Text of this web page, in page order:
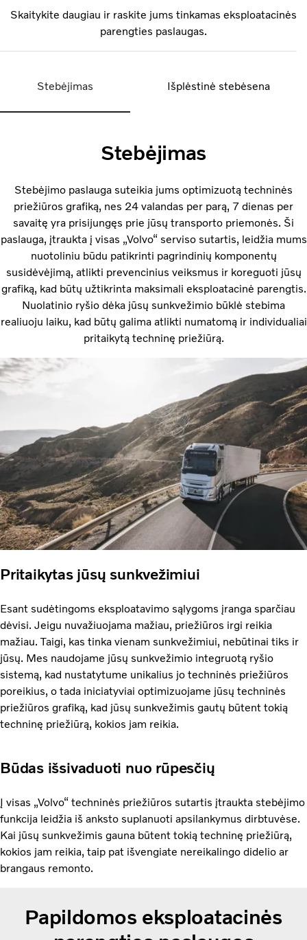
Skaitykite daugiau ir raskite jums tinkamas eksploatacinės
parengties paslaugas.
Stebėjimas Išplėstinė stebėsena
Stebėjimas
Stebėjimo paslauga suteikia jums optimizuotą techninės
priežiūros grafiką, nes 24 valandas per parą, 7 dienas per
savaitę yra prisijungęs prie jūsų transporto priemonės. Ši
paslauga, įtraukta į visas „Volvo“ serviso sutartis, leidžia mums
nuotoliniu būdu patikrinti pagrindinių komponentų
susidėvėjimą, atlikti prevencinius veiksmus ir koreguoti jūsų
grafiką, kad būtų užtikrinta maksimali eksploatacinė parengtis.
Nuolatinio ryšio dėka jūsų sunkvežimio būklė stebima
realiuoju laiku, kad būtų galima atlikti numatomą ir individualiai
pritaikytą techninę priežiūrą.
Pritaikytas jūsų sunkvežimiui
Esant sudėtingoms eksploatavimo sąlygoms įranga sparčiau
dėvisi. Jeigu nuvažiuojama mažiau, priežiūros irgi reikia
mažiau. Taigi, kas tinka vienam sunkvežimiui, nebūtinai tiks ir
jūsų. Mes naudojame jūsų sunkvežimio integruotą ryšio
sistemą, kad nustatytume unikalius jo techninės priežiūros
poreikius, o tada iniciatyviai optimizuojame jūsų techninės
priežiūros grafiką, kad jūsų sunkvežimis gautų būtent tokią
techninę priežiūrą, kokios jam reikia.
Būdas išsivaduoti nuo rūpesčių
Į visas „Volvo“ techninės priežiūros sutartis įtraukta stebėjimo
funkcija leidžia iš anksto suplanuoti apsilankymus dirbtuvėse.
Kai jūsų sunkvežimis gauna būtent tokią techninę priežiūrą,
kokios jam reikia, taip pat išvengiate nereikalingo didelio ar
brangaus remonto.
Papildomos eksploatacinės